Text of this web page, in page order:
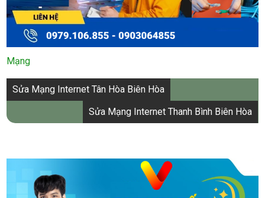
Mạng
Điều
hướng
bài
Sửa Mạng Internet Tân Hòa Biên Hòa
Sửa Mạng Internet Thanh Bình Biên Hòa